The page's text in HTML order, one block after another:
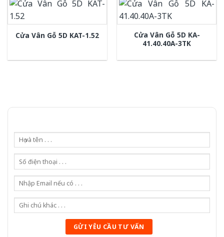
Cửa Vân Gỗ 5D KAT-1.52
Cửa Vân Gỗ 5D KA-
41.40.40A-3TK